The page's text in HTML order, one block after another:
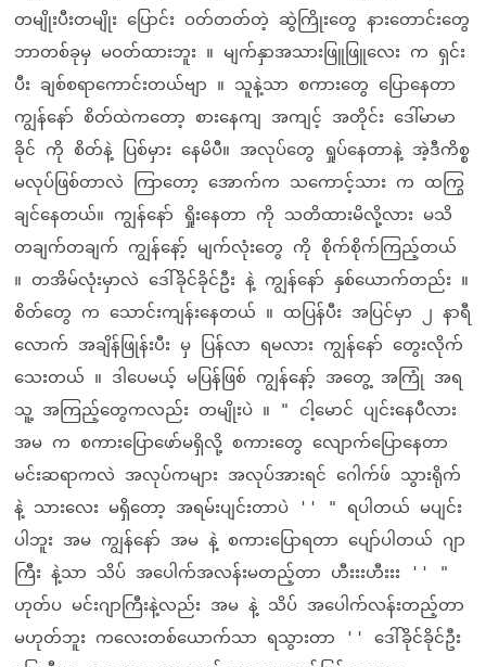
တမျိုးပီးတမျိုး ပြောင်း ဝတ်တတ်တဲ့ ဆွဲကြိုးတွေ နားတောင်းတွေ
ဘာတစ်ခုမှ မဝတ်ထားဘူး ။ မျက်နှာအသားဖြူဖြူလေး က ရှင်း
ပီး ချစ်စရာကောင်းတယ်ဗျာ ။ သူနဲ့သာ စကားတွေ ပြောနေတာ
ကျွန်နော် စိတ်ထဲကတော့ စားနေကျ အကျင့် အတိုင်း ဒေါ်မာမာ
ခိုင် ကို စိတ်နဲ့ ပြစ်မှား နေမိပီ။ အလုပ်တွေ ရှုပ်နေတာနဲ့ အဲ့ဒီကိစ္စ
မလုပ်ဖြစ်တာလဲ ကြာတော့ အောက်က သကောင့်သား က ထကြွ
ချင်နေတယ်။ ကျွန်နော် ရှိုးနေတာ ကို သတိထားမိလို့လား မသိ
တချက်တချက် ကျွန်နော့် မျက်လုံးတွေ ကို စိုက်စိုက်ကြည့်တယ်
။ တအိမ်လုံးမှာလဲ ဒေါ်ခိုင်ခိုင်ဦး နဲ့ ကျွန်နော် နှစ်ယောက်တည်း ။
စိတ်တွေ က သောင်းကျန်းနေတယ် ။ ထပြန်ပီး အပြင်မှာ ၂ နာရီ
လောက် အချိန်ဖြုန်းပီး မှ ပြန်လာ ရမလား ကျွန်နော် တွေးလိုက်
သေးတယ် ။ ဒါပေမယ့် မပြန်ဖြစ် ကျွန်နော့် အတွေ့ အကြုံ အရ
သူ့ အကြည့်တွေကလည်း တမျိုးပဲ ။ " ငါ့မောင် ပျင်းနေပီလား
အမ က စကားပြောဖော်မရှိလို့ စကားတွေ လျောက်ပြောနေတာ
မင်းဆရာကလဲ အလုပ်ကများ အလုပ်အားရင် ဂေါက်ဖ် သွားရိုက်
နဲ့ သားလေး မရှိတော့ အရမ်းပျင်းတာပဲ '' " ရပါတယ် မပျင်း
ပါဘူး အမ ကျွန်နော် အမ နဲ့ စကားပြောရတာ ပျော်ပါတယ် ဂျာ
ကြီး နဲ့သာ သိပ် အပေါက်အလန်းမတည့်တာ ဟီးးးဟီးးး '' "
ဟုတ်ပ မင်းဂျာကြီးနဲ့လည်း အမ နဲ့ သိပ် အပေါက်လန်းတည့်တာ
မဟုတ်ဘူး ကလေးတစ်ယောက်သာ ရသွားတာ '' ဒေါ်ခိုင်ခိုင်ဦး